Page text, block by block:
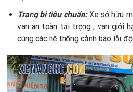
Trang bị tiêu chuẩn:Xe sở hữu
van an toàn tải trọng , van giới
cùng các hệ thống cảnh báo lỗi